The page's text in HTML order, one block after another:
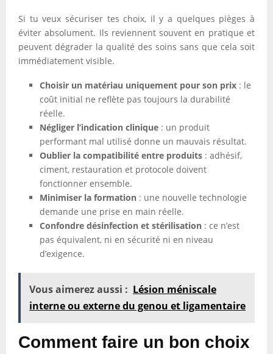
Si tu veux sécuriser tes choix, il y a quelques pièges à
éviter absolument. Ils reviennent souvent en pratique et
peuvent dégrader la qualité des soins sans que cela soit
immédiatement visible.
Choisir un matériau uniquement pour son prix : le
coût initial ne reflète pas toujours la durabilité
réelle.
Négliger l’indication clinique : un produit
performant mal utilisé donne un mauvais résultat.
Oublier la compatibilité entre produits : adhésif,
ciment, restauration et protocole doivent
fonctionner ensemble.
Minimiser la formation : une nouvelle technologie
demande une prise en main réelle.
Confondre désinfection et stérilisation : ce n’est
pas équivalent, ni en sécurité ni en niveau
d’exigence.
Vous aimerez aussi : Lésion méniscale
interne ou externe du genou et ligamentaire
Comment faire un bon choix